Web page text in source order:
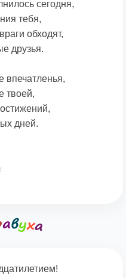
сегодня,
тебя,
обходят,
друзья.
впечатленья,
твоей,
дней.